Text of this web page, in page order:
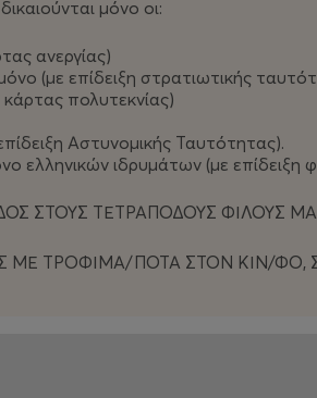
μόνο οι:
ανεργίας)
(με επίδειξη στρατιωτικής
κάρτας πολυτεκνίας)
Αστυνομικής Ταυτότητας).
ελληνικών ιδρυμάτων (με επίδειξη
ΣΤΟΥΣ ΤΕΤΡΑΠΟΔΟΥΣ ΦΙΛΟΥΣ
ΜΕ ΤΡΟΦΙΜΑ/ΠΟΤΑ ΣΤΟΝ ΚΙΝ/ΦΟ,